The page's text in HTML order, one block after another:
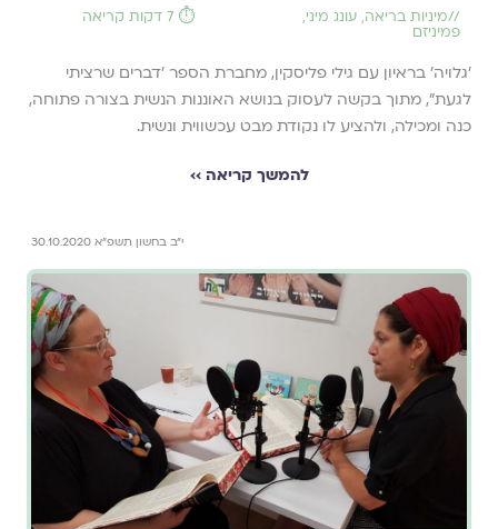
//מיניות בריאה, עונג מיני,
פמיניזם
⏱️ 7 דקות קריאה
'גלויה' בראיון עם גילי פליסקין, מחברת הספר 'דברים שרציתי
לגעת", מתוך בקשה לעסוק בנושא האוננות הנשית בצורה פתוחה,
כנה ומכילה, ולהציע לו נקודת מבט עכשווית ונשית.
להמשך קריאה ››
י״ב בחשון תשפ״א 30.10.2020